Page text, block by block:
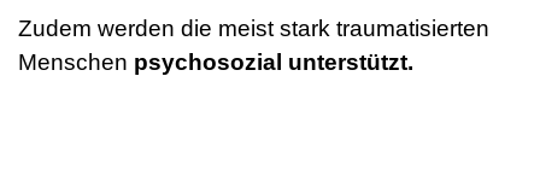
Zudem werden die meist stark traumatisierten
Menschen psychosozial unterstützt.